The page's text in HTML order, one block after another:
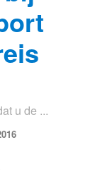
u de ...